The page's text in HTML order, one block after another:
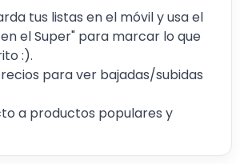
tus listas en el móvil y usa el
el Super" para marcar lo que
:).
para ver bajadas/subidas
a productos populares y